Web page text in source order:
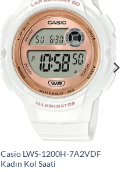
Casio LWS-1200H-7A2VDF
Kadın Kol Saati